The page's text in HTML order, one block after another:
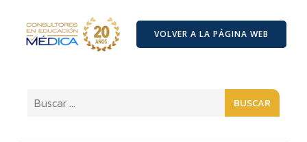
VOLVER A LA PÁGINA WEB
BUSCAR